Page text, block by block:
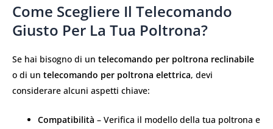
Come Scegliere Il Telecomando
Giusto Per La Tua Poltrona?
Se hai bisogno di un telecomando per poltrona reclinabile
o di un telecomando per poltrona elettrica, devi
considerare alcuni aspetti chiave:
Compatibilità – Verifica il modello della tua poltrona e